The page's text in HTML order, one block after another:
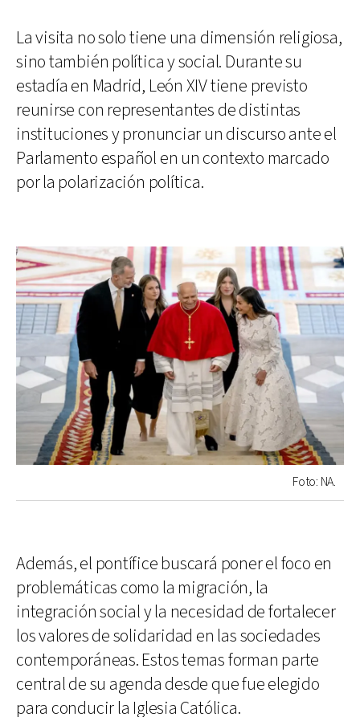
La visita no solo tiene una dimensión religiosa,
sino también política y social. Durante su
estadía en Madrid, León XIV tiene previsto
reunirse con representantes de distintas
instituciones y pronunciar un discurso ante el
Parlamento español en un contexto marcado
por la polarización política.
Foto: NA.
Además, el pontífice buscará poner el foco en
problemáticas como la migración, la
integración social y la necesidad de fortalecer
los valores de solidaridad en las sociedades
contemporáneas. Estos temas forman parte
central de su agenda desde que fue elegido
para conducir la Iglesia Católica.